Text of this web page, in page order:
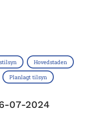
Hovedstaden
Planlagt tilsyn
07-2024